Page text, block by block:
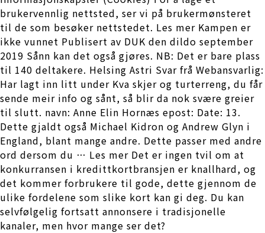
brukervennlig nettsted, ser vi på brukermønsteret
til de som besøker nettstedet. Les mer Kampen er
ikke vunnet Publisert av DUK den dildo september
2019 Sånn kan det også gjøres. NB: Det er bare plass
til 140 deltakere. Helsing Astri Svar frå Webansvarlig:
Har lagt inn litt under Kva skjer og turterreng, du får
sende meir info og sånt, så blir da nok svære greier
til slutt. navn: Anne Elin Hornæs epost: Date: 13.
Dette gjaldt også Michael Kidron og Andrew Glyn i
England, blant mange andre. Dette passer med andre
ord dersom du … Les mer Det er ingen tvil om at
konkurransen i kredittkortbransjen er knallhard, og
det kommer forbrukere til gode, dette gjennom de
ulike fordelene som slike kort kan gi deg. Du kan
selvfølgelig fortsatt annonsere i tradisjonelle
kanaler, men hvor mange ser det?